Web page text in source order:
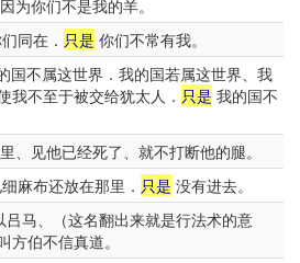
为你们不是我的羊。
同在． 只是 你们不常有我。
国不属这世界．我的国若属这世界、我
我不至于被交给犹太人． 只是 我的国不
、见他已经死了、就不打断他的腿。
麻布还放在那里． 只是 没有进去。
吕马、（这名翻出来就是行法术的意
方伯不信真道。